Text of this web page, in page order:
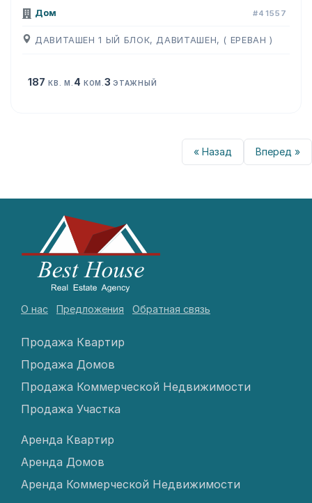
Дом #41557
ДАВИТАШЕН 1 ЫЙ БЛОК, ДАВИТАШЕН, ( ЕРЕВАН )
187 КВ. М. 4 КОМ.3ЭТАЖНЫЙ
« Назад Вперед »
О нас Предложения Обратная связь
Продажа Квартир
Продажа Домов
Продажа Коммерческой Недвижимости
Продажа Участка
Аренда Квартир
Аренда Домов
Аренда Коммерческой Недвижимости